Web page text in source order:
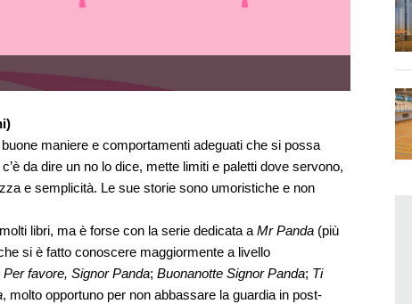
maniere e comportamenti adeguati che si possa
da dire un no lo dice, mette limiti e paletti dove servono,
e semplicità. Le sue storie sono umoristiche e non
libri, ma è forse con la serie dedicata a Mr Panda (più
si è fatto conoscere maggiormente a livello
Per favore, Signor Panda; Buonanotte Signor Panda; Ti
, molto opportuno per non abbassare la guardia in post-